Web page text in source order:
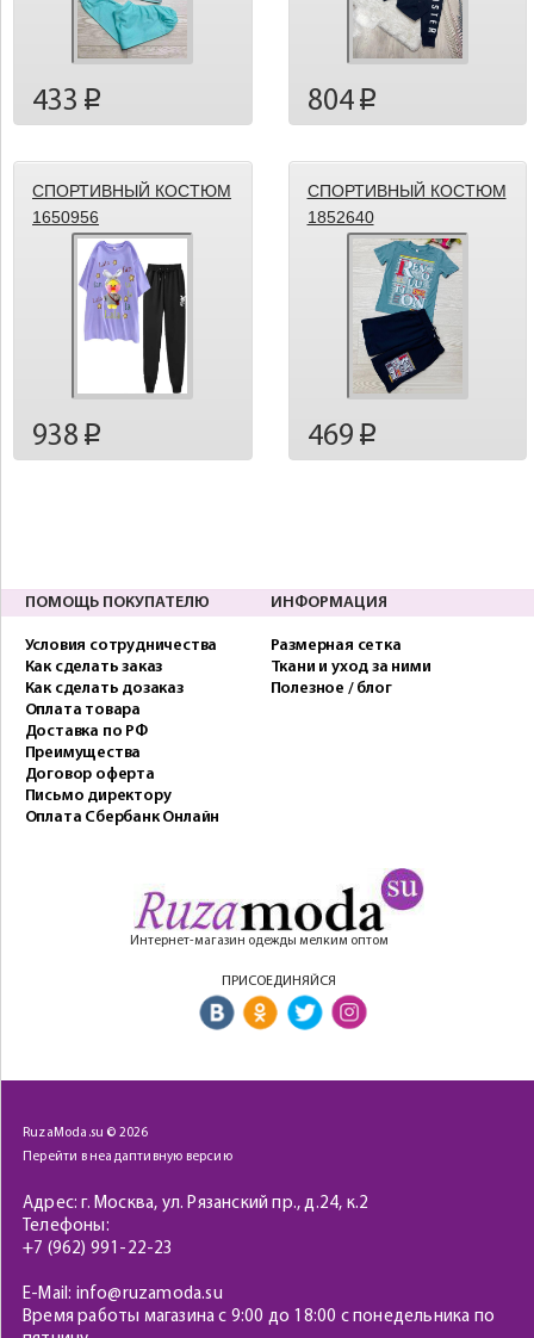
433 p 804p
СПОРТИВНЫЙ КОСТЮМ
1650956
938 p
СПОРТИВНЫЙ КОСТЮМ
1852640
469 p
ПОМОЩЬ ПОКУПАТЕЛЮ
Условия сотрудничества
Как сделать заказ
Как сделать дозаказ
Оплата товара
Доставка по РФ
Преимущества
Договор оферта
Письмо директору
Оплата Сбербанк Онлайн
ИНФОРМАЦИЯ
Размерная сетка
Ткани и уход за ними
Полезное / блог
Интернет-магазин одежды мелким оптом
ПРИСОЕДИНЯЙСЯ
RuzaModa.su © 2026
Перейти в неадаптивную версию
Адрес: г. Москва, ул. Рязанский пр., д.24, к.2
Телефоны:
+7 (962) 991-22-23
E-Mail: info@ruzamoda.su
Время работы магазина с 9:00 до 18:00 с понедельника по